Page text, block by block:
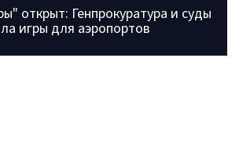
открыт: Генпрокуратура и суды
игры для аэропортов